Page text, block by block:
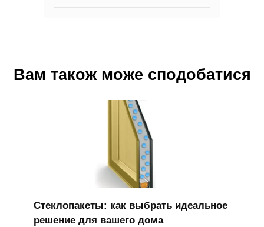
Вам також може сподобатися
Стеклопакеты: как выбрать идеальное
решение для вашего дома